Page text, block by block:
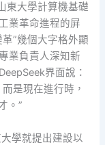
東大學計算機基礎
業革命進程的屏
”幾個大字格外顯
業負責人深知新
界面說：
是現在進行時，
。”
學就提出建設以